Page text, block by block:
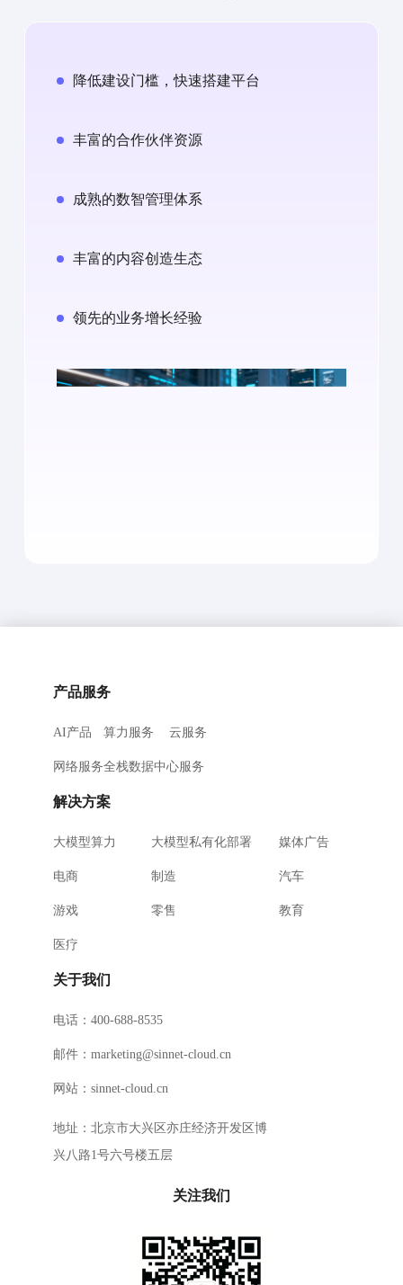
降低建设门槛，快速搭建平台
丰富的合作伙伴资源
成熟的数智管理体系
丰富的内容创造生态
领先的业务增长经验
产品服务
AI产品 算力服务 云服务
网络服务全栈数据中心服务
解决方案
大模型算力 大模型私有化部署 媒体广告
电商 制造 汽车
游戏 零售 教育
医疗
关于我们
电话：400-688-8535
邮件：marketing@sinnet-cloud.cn
网站：sinnet-cloud.cn
地址：北京市大兴区亦庄经济开发区博
兴八路1号六号楼五层
关注我们